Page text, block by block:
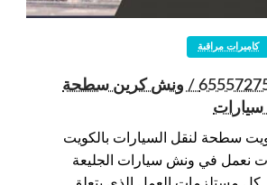
كاميرات مراقبة
ونش الجليعة / 65557275 / ونش كرين سطحة
سطحة لنقل السيارات بالكويت
نعمل في ونش سيارات الجليعة